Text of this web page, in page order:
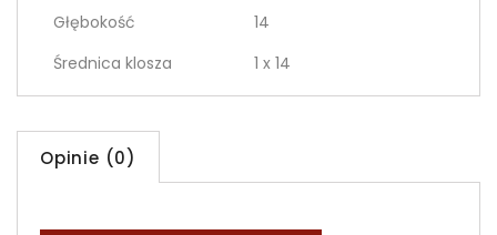
Głębokość
14
Średnica klosza
1 x 14
Opinie (0)